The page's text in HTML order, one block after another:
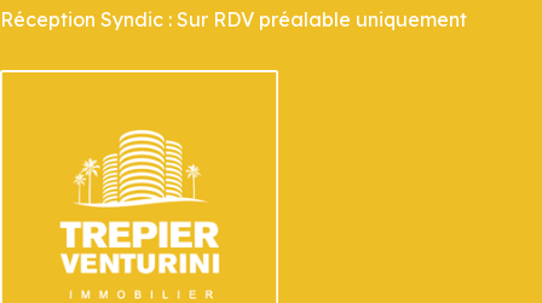
Réception Syndic : Sur RDV préalable uniquement